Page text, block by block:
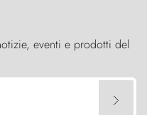
eventi e prodotti del